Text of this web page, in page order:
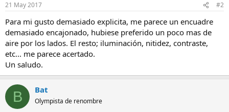
21 May 2017 #2
Para mi gusto demasiado explicita, me parece un encuadre
demasiado encajonado, hubiese preferido un poco mas de
aire por los lados. El resto; iluminación, nitidez, contraste,
etc... me parece acertado.
Un saludo.
B Bat
Olympista de renombre